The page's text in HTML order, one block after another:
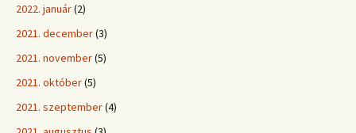
2022. január(2)
2021. december(3)
2021. november(5)
2021. október(5)
2021. szeptember(4)